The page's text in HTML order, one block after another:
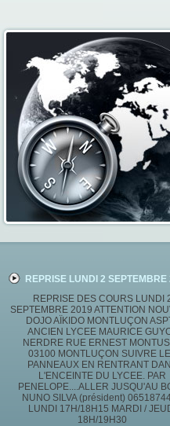
REPRISE LUNDI 2 SEPTEMBRE
REPRISE DES COURS LUNDI
SEPTEMBRE 2019 ATTENTION
DOJO AÏKIDO MONTLUÇON
ANCIEN LYCEE MAURICE
NERDRE RUE ERNEST
03100 MONTLUÇON SUIVRE
PANNEAUX EN RENTRANT
L'ENCEINTE DU LYCEE. PAR
PENELOPE....ALLER JUSQU'AU
NUNO SILVA (président)
LUNDI 17H/18H15 MARDI /
18H/19H30